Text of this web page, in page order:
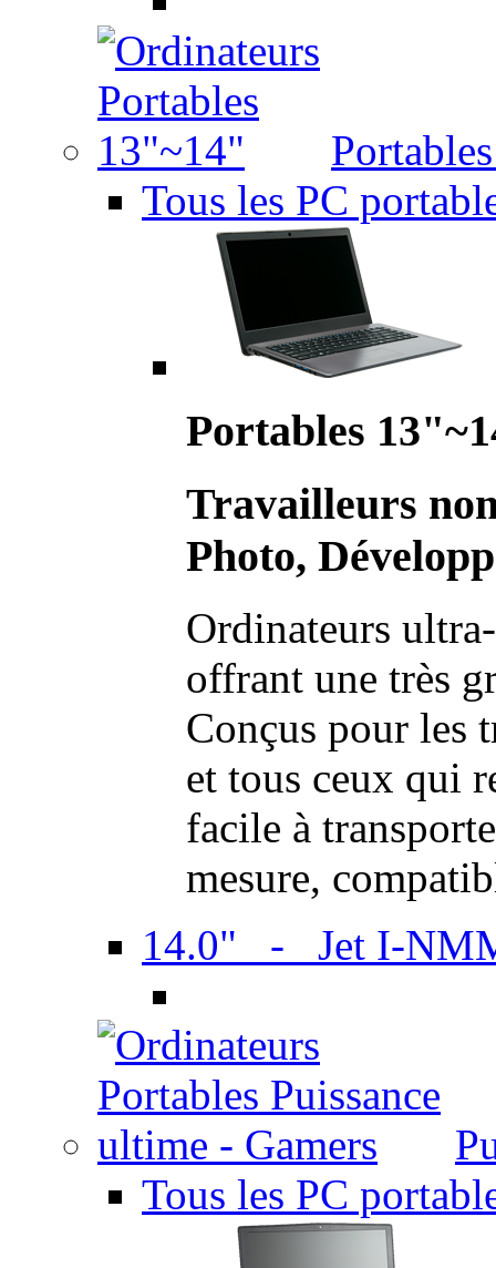
Tous les PC
Portables
Travailleurs
Photo,
Ordinateurs
offrant une très
Conçus pour les
et tous ceux qui
facile à
mesure,
14.0" - Jet I-
Tous les PC